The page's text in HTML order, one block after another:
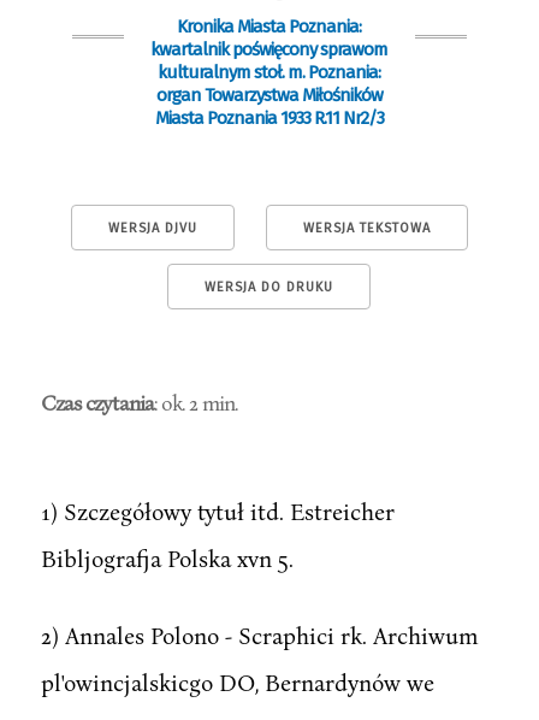
Kronika Miasta Poznania:
kwartalnik poświęcony sprawom
kulturalnym stoł. m. Poznania:
organ Towarzystwa Miłośników
Miasta Poznania 1933 R.11 Nr2/3
WERSJA DJVU WERSJA TEKSTOWA
WERSJA DO DRUKU
Czas czytania: ok. 2 min.
1) Szczegółowy tytuł itd. Estreicher
Bibljografja Polska xvn 5.
2) Annales Polono - Scraphici rk. Archiwum
pl'owincjalskicgo DO, Bernardynów we